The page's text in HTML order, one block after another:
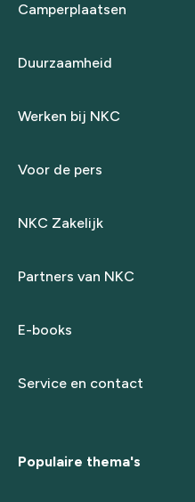
Camperplaatsen
Duurzaamheid
Werken bij NKC
Voor de pers
NKC Zakelijk
Partners van NKC
E-books
Service en contact
Populaire thema's